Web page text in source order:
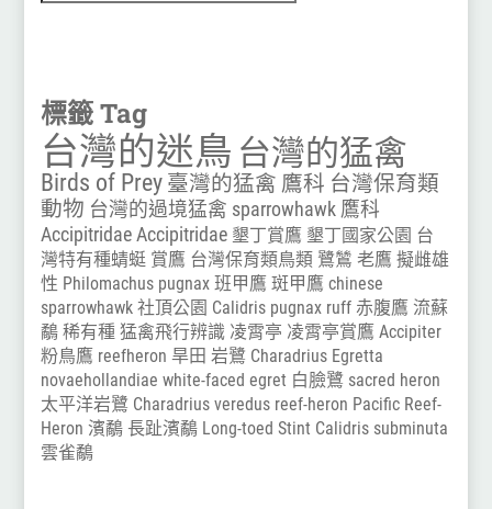
標籤 Tag
台灣的迷鳥 台灣的猛禽
Birds of Prey 臺灣的猛禽 鷹科 台灣保育類
動物 台灣的過境猛禽 sparrowhawk 鷹科
Accipitridae Accipitridae 墾丁賞鷹 墾丁國家公園 台
灣特有種蜻蜓 賞鷹 台灣保育類鳥類 鷺鷥 老鷹 擬雌雄
性 Philomachus pugnax 班甲鷹 斑甲鷹 chinese
sparrowhawk 社頂公園 Calidris pugnax ruff 赤腹鷹 流蘇
鷸 稀有種 猛禽飛行辨識 凌霄亭 凌霄亭賞鷹 Accipiter
粉鳥鷹 reefheron 旱田 岩鷺 Charadrius Egretta
novaehollandiae white-faced egret 白臉鷺 sacred heron
太平洋岩鷺 Charadrius veredus reef-heron Pacific Reef-
Heron 濱鷸 長趾濱鷸 Long-toed Stint Calidris subminuta
雲雀鷸